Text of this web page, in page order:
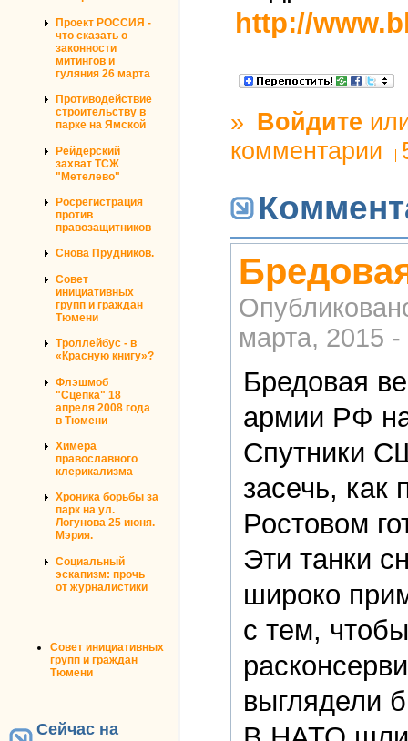
Проект РОССИЯ -
что сказать о
законности
митингов и
гуляния 26 марта
Противодействие
строительству в
парке на Ямской
Рейдерский
захват ТСЖ
"Метелево"
Росрегистрация
против
правозащитников
Снова Прудников.
Совет
инициативных
групп и граждан
Тюмени
Троллейбус - в
«Красную книгу»?
Флэшмоб
"Сцепка" 18
апреля 2008 года
в Тюмени
Химера
православного
клерикализма
Хроника борьбы за
парк на ул.
Логунова 25 июня.
Мэрия.
Социальный
эскапизм: прочь
от журналистики
Совет инициативных
групп и граждан
Тюмени
Сейчас на
http://
» Войдите
комментарии
марта, 2015 -
Бредовая
армии РФ
Спутники
засечь,
Ростовом
Эти танки
широко
с тем,
выглядели